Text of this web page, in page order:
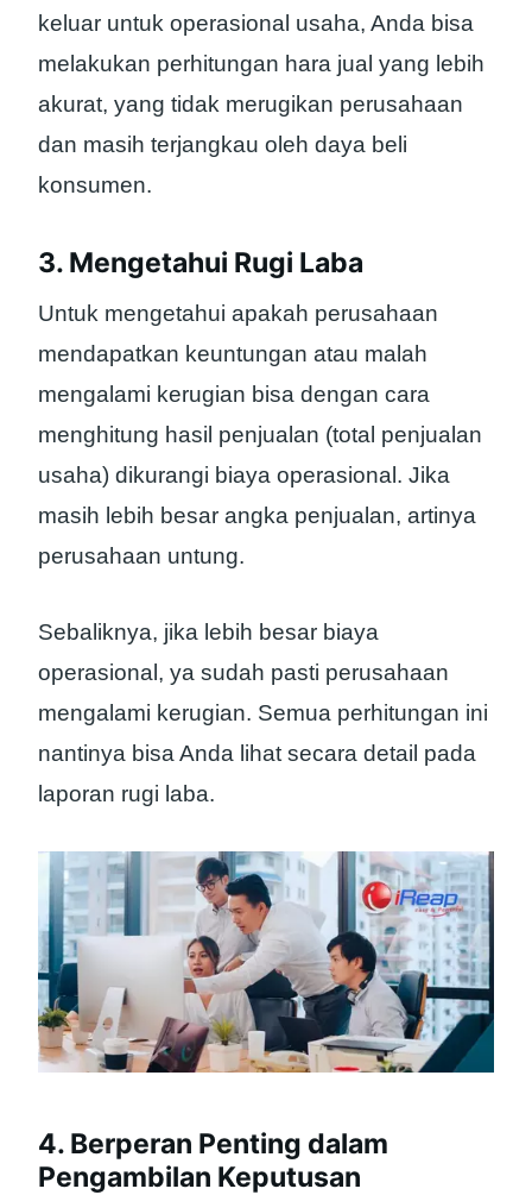
keluar untuk operasional usaha, Anda bisa
melakukan perhitungan hara jual yang lebih
akurat, yang tidak merugikan perusahaan
dan masih terjangkau oleh daya beli
konsumen.
3. Mengetahui Rugi Laba
Untuk mengetahui apakah perusahaan
mendapatkan keuntungan atau malah
mengalami kerugian bisa dengan cara
menghitung hasil penjualan (total penjualan
usaha) dikurangi biaya operasional. Jika
masih lebih besar angka penjualan, artinya
perusahaan untung.
Sebaliknya, jika lebih besar biaya
operasional, ya sudah pasti perusahaan
mengalami kerugian. Semua perhitungan ini
nantinya bisa Anda lihat secara detail pada
laporan rugi laba.
4. Berperan Penting dalam
Pengambilan Keputusan